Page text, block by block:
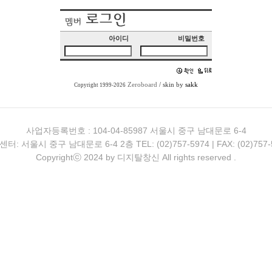
아이디 비밀번호
Copyright 1999-2026 Zeroboard / skin by sakk
사업자등록번호 : 104-04-85987 서울시 중구 남대문로 6-4
터: 서울시 중구 남대문로 6-4 2층 TEL: (02)757-5974 | FAX:
Copyrightⓒ 2024 by 디지탈창신 All rights reserved .